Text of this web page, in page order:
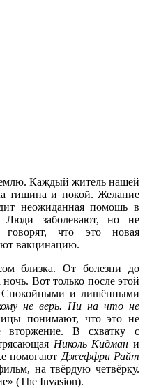
Каждый житель нашей
тишина и покой. Желание
неожиданная помошь в
Люди заболевают, но не
что это новая
вакцинацию.
близка. От болезни до
Вот только после этой
Спокойными и лишёнными
не верь. Ни на что не
понимают, что это не
вторжение. В схватку с
Николь Кидман и
помогают Джеффри Райт
на твёрдую четвёрку.
(The Invasion).